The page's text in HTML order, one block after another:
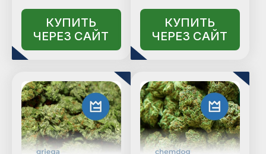
КУПИТЬ
ЧЕРЕЗ САЙТ
КУПИТЬ
ЧЕРЕЗ САЙТ